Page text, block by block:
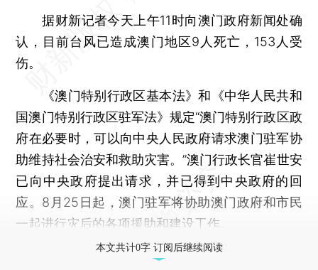
据财新记者今天上午11时向澳门政府新闻处确
认，目前台风已造成澳门地区9人死亡，153人受
伤。
《澳门特别行政区基本法》和《中华人民共和
国澳门特别行政区驻军法》规定“澳门特别行政区政
府在必要时，可以向中央人民政府请求澳门驻军协
助维持社会治安和救助灾害。”澳门行政长官崔世安
已向中央政府提出请求，并已得到中央政府的回
应。8月25日起，澳门驻军将协助澳门政府和市民
一起进行灾后的各项援助和建设工作。
本文共计0字 订阅后继续阅读